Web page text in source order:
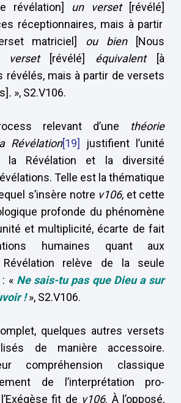
révélation] un verset [révélé]
réceptionnaires, mais à partir
matriciel] ou bien [Nous
verset [révélé] équivalent [à
révélés, mais à partir de versets
. », S2.V106.
relevant d’une théorie
Révélation[19]
justifient l’unité
la Révélation et la diversité
Telle est la thématique
s’insère notre v106, et cette
profonde du phénomène
et multiplicité, écarte de fait
humaines quant aux
Révélation relève de la seule
« Ne sais-tu pas que Dieu a sur
!», S2.V106.
quelques autres versets
de manière accessoire.
compréhension classique
de l’interprétation pro-
fit de v106. À l’opposé,